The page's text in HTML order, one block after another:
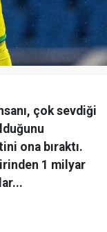
çok sevdiği
ona bıraktı.
1 milyar